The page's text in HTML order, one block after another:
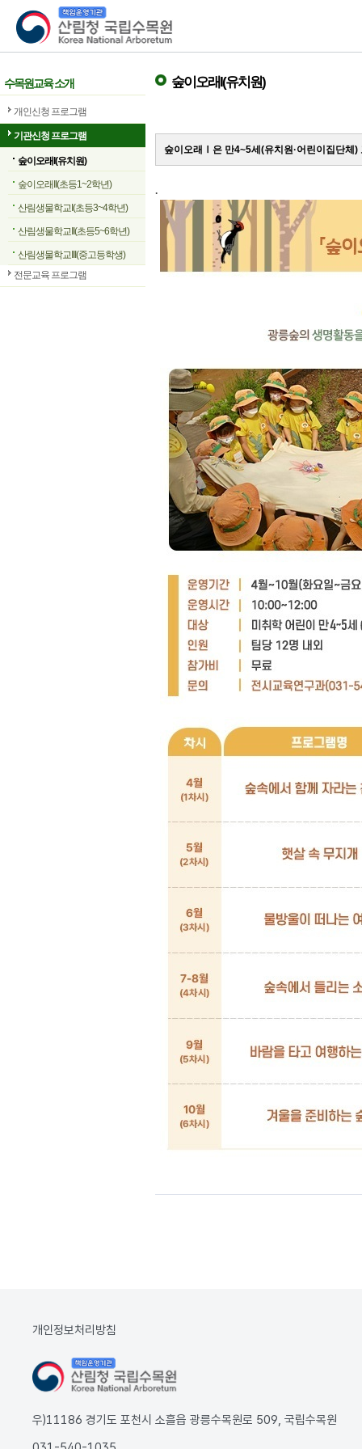
산림청 국립수목원
수목원교육 소개
개인신청 프로그램
기관신청 프로그램
숲이오래I(유치원)
숲이오래II(초등1~2학년)
산림생물학교I(초등3~4학년)
산림생물학교II(초등5~6학년)
산림생물학교III(중고등학생)
전문교육 프로그램
숲이오래I(유치원)
숲이오래Ⅰ은 만4~5세(유치원·어린이집단체)
.
개인정보처리방침
우)11186 경기도 포천시 소흘읍 광릉수목원로 509, 국립수목원